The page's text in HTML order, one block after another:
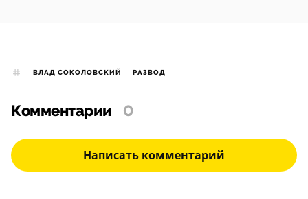
ВЛАД СОКОЛОВСКИЙ РАЗВОД
Комментарии 0
Написать комментарий